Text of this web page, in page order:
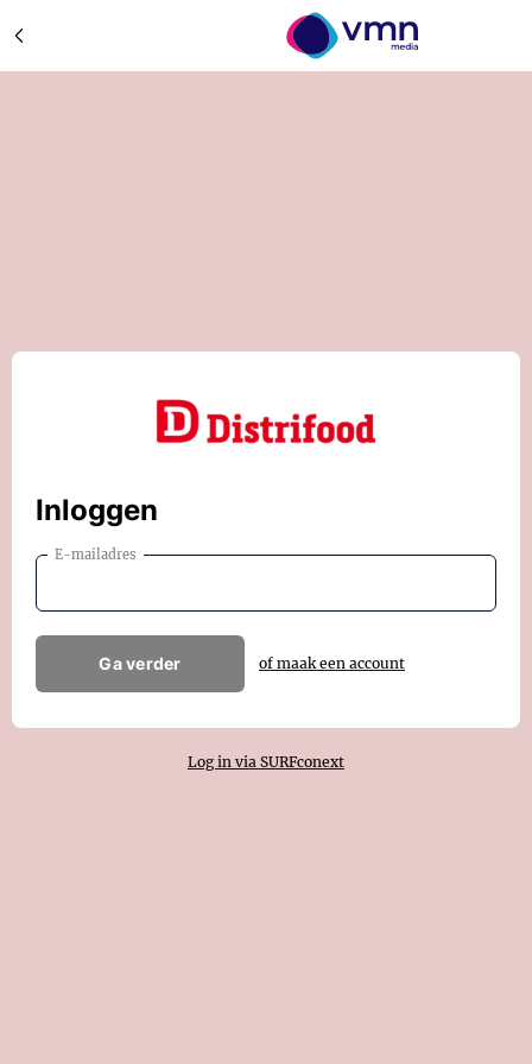
Inloggen
E-mailadres
Ga verder of maak een account
Log in via SURFconext